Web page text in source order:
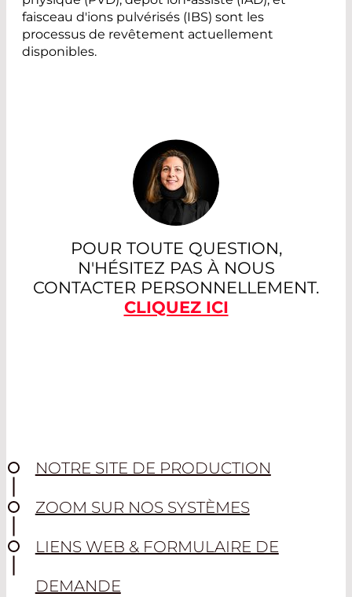
Read More
faisceau d'ions pulvérisés (IBS) sont les
processus de revêtement actuellement
disponibles.
POUR TOUTE QUESTION,
N'HÉSITEZ PAS À NOUS
CONTACTER PERSONNELLEMENT.
CLIQUEZ ICI
NOTRE SITE DE PRODUCTION
ZOOM SUR NOS SYSTÈMES
LIENS WEB & FORMULAIRE DE
DEMANDE